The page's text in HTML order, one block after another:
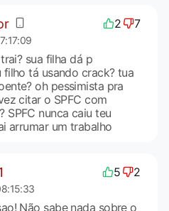
2 7
sua filha dá p
tá usando crack? tua
oh pessimista pra
citar o SPFC com
SPFC nunca caiu teu
arrumar um trabalho
5 2
Não sabe nada sobre o